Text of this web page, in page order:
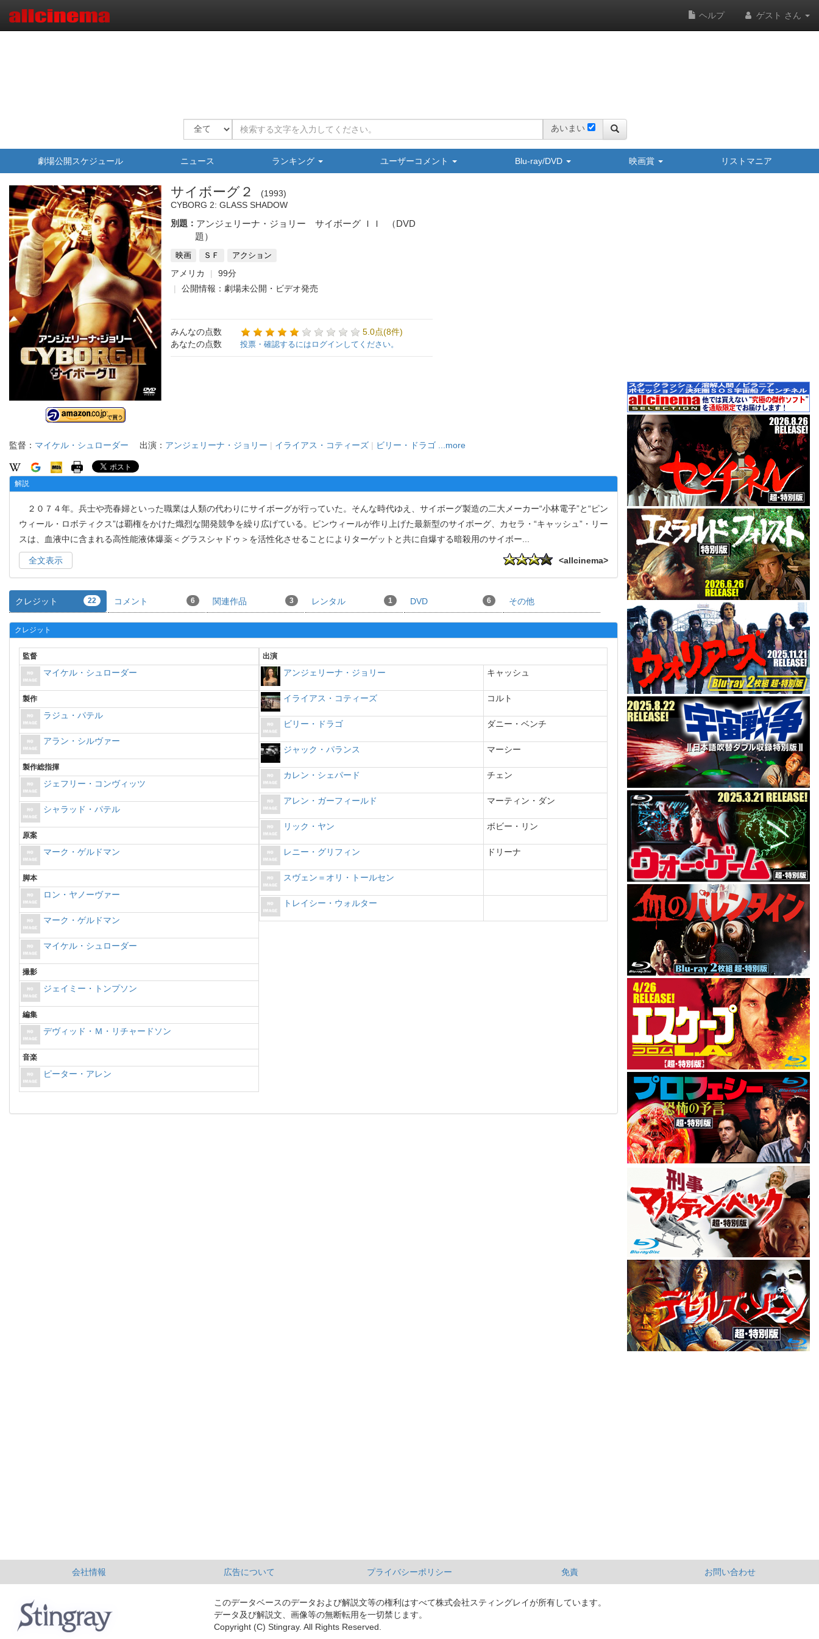
ヘルプ ゲスト さん
あいまい
劇場公開スケジュール ニュース ランキング ユーザーコメント Blu-ray/DVD 映画賞 リストマニア
サイボーグ２
1993
CYBORG 2: GLASS SHADOW
別題： アンジェリーナ・ジョリー サイボーグ ＩＩ
（DVD
題）
映画 ＳＦ アクション
アメリカ
99分
公開情報：劇場未公開・ビデオ発売
みんなの点数
5.0点(8件)
あなたの点数
投票・確認するにはログインしてください。
監督： マイケル・シュローダー 出演： アンジェリーナ・ジョリー | イライアス・コティーズ | ビリー・ドラゴ ...more
解説
２０７４年。兵士や売春婦といった職業は人類の代わりにサイボーグが行っていた。そんな時代ゆえ、サイボーグ製造の二大メーカー“小林電子”と“ピン
ウィール・ロボティクス”は覇権をかけた熾烈な開発競争を繰り広げている。ピンウィールが作り上げた最新型のサイボーグ、カセラ・“キャッシュ”・リー
スは、血液中に含まれる高性能液体爆薬＜グラスシャドゥ＞を活性化させることによりターゲットと共に自爆する暗殺用のサイボー
全文表示 <allcinema>
クレジット 22 コメント 6 関連作品 3 レンタル 1 DVD 6 その他
クレジット
監督
マイケル・シュローダー
製作
ラジュ・パテル
アラン・シルヴァー
製作総指揮
ジェフリー・コンヴィッツ
シャラッド・パテル
原案
マーク・ゲルドマン
脚本
ロン・ヤノーヴァー
マーク・ゲルドマン
マイケル・シュローダー
撮影
ジェイミー・トンプソン
編集
デヴィッド・Ｍ・リチャードソン
音楽
ピーター・アレン
出演
アンジェリーナ・ジョリー キャッシュ
イライアス・コティーズ コルト
ビリー・ドラゴ ダニー・ベンチ
ジャック・パランス マーシー
カレン・シェパード チェン
アレン・ガーフィールド マーティン・ダン
リック・ヤン ボビー・リン
レニー・グリフィン ドリーナ
スヴェン＝オリ・トールセン
トレイシー・ウォルター
会社情報 広告について プライバシーポリシー 免責 お問い合わせ
このデータベースのデータおよび解説文等の権利はすべて株式会社スティングレイが所有しています。
データ及び解説文、画像等の無断転用を一切禁じます。
Copyright (C) Stingray. All Rights Reserved.